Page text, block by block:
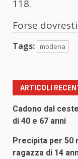
118.
Forse
Tags: modena
ARTICOLI
Cadono dal
di 40 e 67 anni
Precipita per 50
ragazza di 14